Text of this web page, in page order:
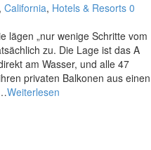
, California, Hotels & Resorts 0
lägen „nur wenige Schritte vom
zu. Die Lage ist das A
am Wasser, und alle 47
privaten Balkonen aus einen
Weiterlesen